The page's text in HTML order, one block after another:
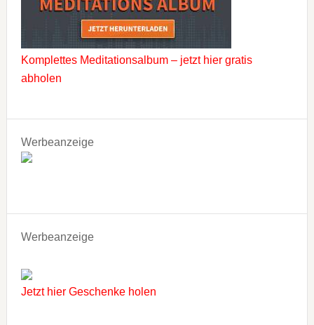
Komplettes Meditationsalbum – jetzt hier gratis
abholen
Werbeanzeige
Werbeanzeige
Jetzt hier Geschenke holen